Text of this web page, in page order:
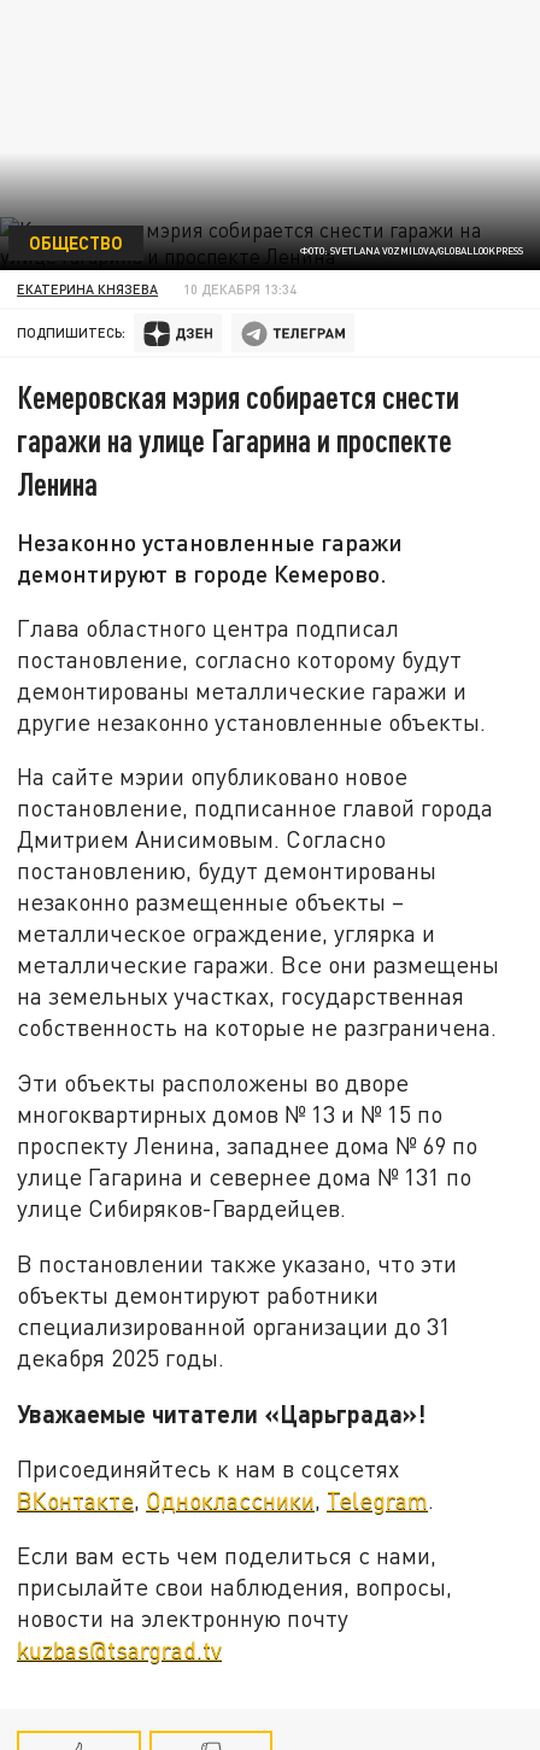
ФОТО: SVETLANA VOZMILOVA/GLOBALLOOKPRESS
ОБЩЕСТВО
ЕКАТЕРИНА КНЯЗЕВА 10 ДЕКАБРЯ 13:34
ПОДПИШИТЕСЬ:
Кемеровская мэрия собирается снести
гаражи на улице Гагарина и проспекте
Ленина
Незаконно установленные гаражи
демонтируют в городе Кемерово.
Глава областного центра подписал
постановление, согласно которому будут
демонтированы металлические гаражи и
другие незаконно установленные объекты.
На сайте мэрии опубликовано новое
постановление, подписанное главой города
Дмитрием Анисимовым. Согласно
постановлению, будут демонтированы
незаконно размещенные объекты –
металлическое ограждение, углярка и
металлические гаражи. Все они размещены
на земельных участках, государственная
собственность на которые не разграничена.
Эти объекты расположены во дворе
многоквартирных домов № 13 и № 15 по
проспекту Ленина, западнее дома № 69 по
улице Гагарина и севернее дома № 131 по
улице Сибиряков-Гвардейцев.
В постановлении также указано, что эти
объекты демонтируют работники
специализированной организации до 31
декабря 2025 годы.
Уважаемые читатели «Царьграда»!
Присоединяйтесь к нам в соцсетях
ВКонтакте, Одноклассники, Telegram.
Если вам есть чем поделиться с нами,
присылайте свои наблюдения, вопросы,
новости на электронную почту
kuzbas@tsargrad.tv